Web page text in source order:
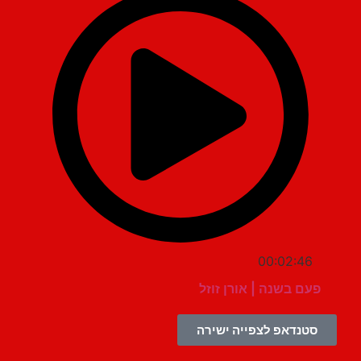
00:02:46
פעם בשנה | אורן זוזל
סטנדאפ לצפייה ישירה